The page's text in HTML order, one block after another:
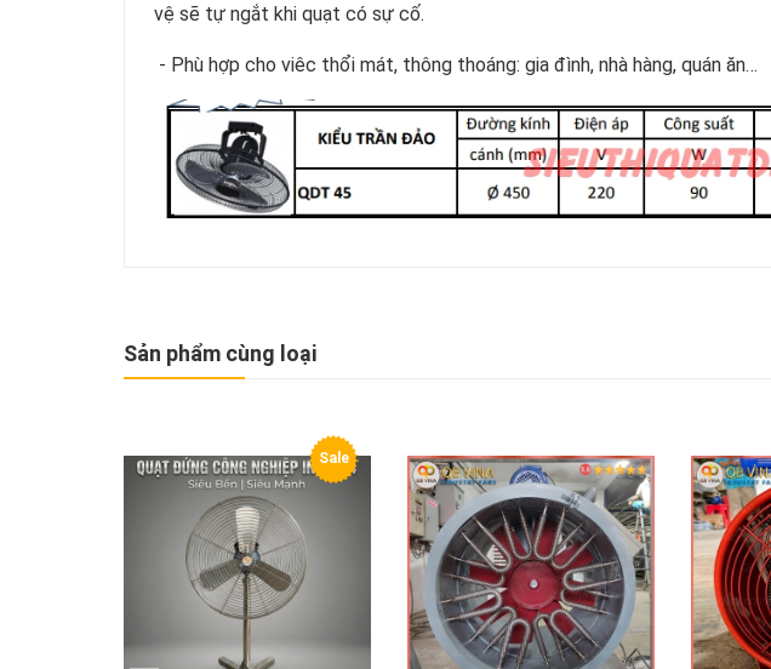
vệ sẽ tự ngắt khi quạt có sự cố.
- Phù hợp cho viêc thổi mát, thông thoáng: gia đình, nhà hàng, quán ăn…
Sản phẩm cùng loại
Sale